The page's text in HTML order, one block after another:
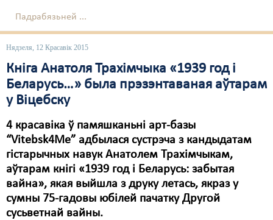
Падрабязьней ...
Нядзеля, 12 Красавік 2015
Кніга Анатоля Трахімчыка «1939 год і
Беларусь…» была прэзэнтаваная аўтарам
у Віцебску
4 красавіка ў памяшканьні арт-базы
“Vitebsk4Me” адбылася сустрэча з кандыдатам
гістарычных навук Анатолем Трахімчыкам,
аўтарам кнігі «1939 год і Беларусь: забытая
вайна», якая выйшла з друку летась, якраз у
сумны 75-гадовы юбілей пачатку Другой
сусьветнай вайны.